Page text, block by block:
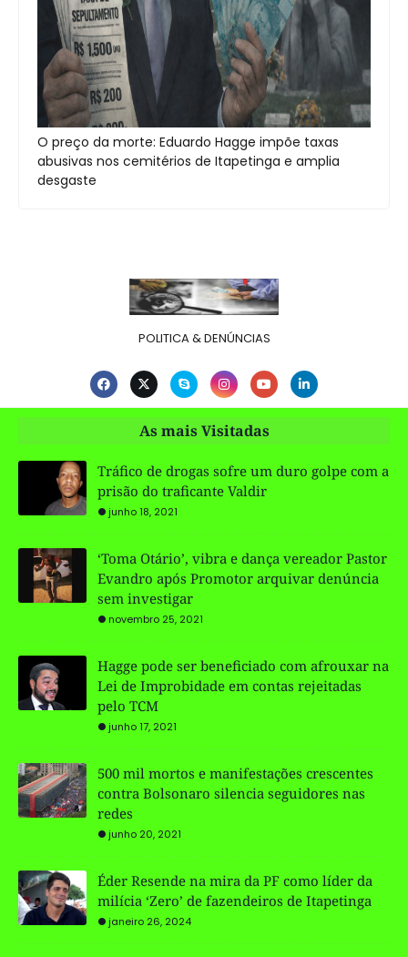
O preço da morte: Eduardo Hagge impõe taxas
abusivas nos cemitérios de Itapetinga e amplia
desgaste
POLITICA & DENÚNCIAS
As mais Visitadas
Tráfico de drogas sofre um duro golpe com a
prisão do traficante Valdir
junho 18, 2021
‘Toma Otário’, vibra e dança vereador Pastor
Evandro após Promotor arquivar denúncia
sem investigar
novembro 25, 2021
Hagge pode ser beneficiado com afrouxar na
Lei de Improbidade em contas rejeitadas
pelo TCM
junho 17, 2021
500 mil mortos e manifestações crescentes
contra Bolsonaro silencia seguidores nas
redes
junho 20, 2021
Éder Resende na mira da PF como líder da
milícia ‘Zero’ de fazendeiros de Itapetinga
janeiro 26, 2024